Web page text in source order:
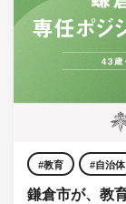
教育 自治体
鎌倉市が、教